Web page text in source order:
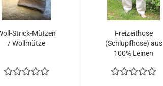
​Strick-​Mützen
/ Woll­müt­ze
Frei­zeit­ho­se
(Schlupf­ho­se) aus
100% Lei­nen